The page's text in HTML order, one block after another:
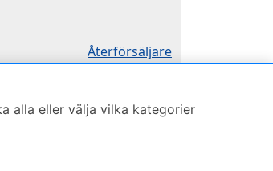
alla eller välja vilka kategorier
Återförsäljare
Öppettider